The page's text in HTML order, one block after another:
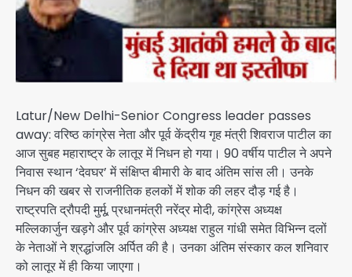
Latur/New Delhi-Senior Congress leader passes
away: वरिष्ठ कांग्रेस नेता और पूर्व केंद्रीय गृह मंत्री शिवराज पाटील का
आज सुबह महाराष्ट्र के लातूर में निधन हो गया। 90 वर्षीय पाटील ने अपने
निवास स्थान ‘देवघर’ में संक्षिप्त बीमारी के बाद अंतिम सांस ली। उनके
निधन की खबर से राजनीतिक हलकों में शोक की लहर दौड़ गई है।
राष्ट्रपति द्रौपदी मुर्मू, प्रधानमंत्री नरेंद्र मोदी, कांग्रेस अध्यक्ष
मल्लिकार्जुन खड़गे और पूर्व कांग्रेस अध्यक्ष राहुल गांधी समेत विभिन्न दलों
के नेताओं ने श्रद्धांजलि अर्पित की है। उनका अंतिम संस्कार कल शनिवार
को लातूर में ही किया जाएगा।